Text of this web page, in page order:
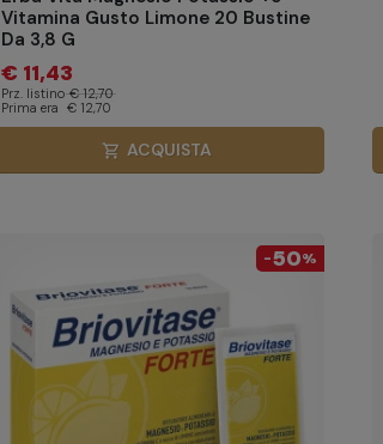
Vitamina Gusto Limone 20 Bustine
Da 3,8 G
€ 11,43
Prz. listino € 12,70
Prima era € 12,70
shopping_cart ACQUISTA
-50%